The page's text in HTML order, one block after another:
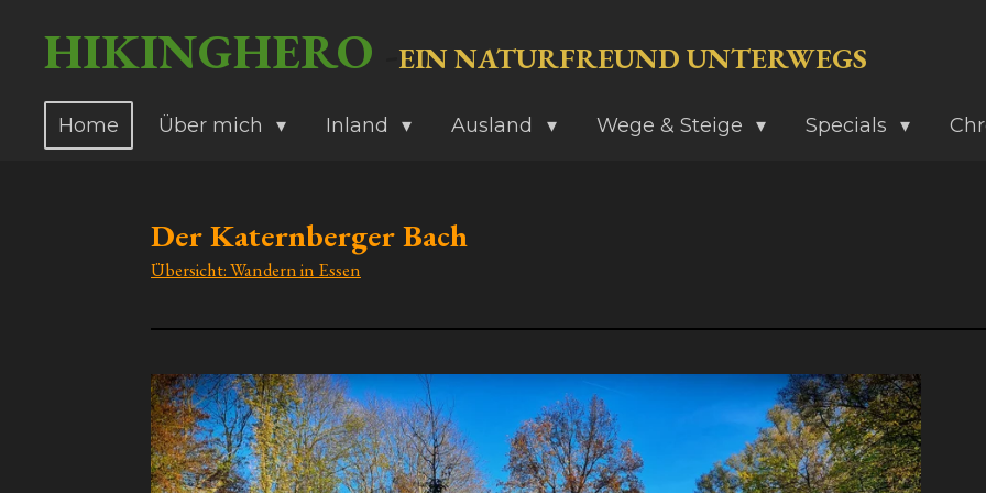
Hauptinhalt
springen
HIKINGHERO EIN NATURFREUND UNTERWEGS
Home Über mich Inland Ausland Wege & Steige Specials
Der Katernberger Bach
Übersicht: Wandern in Essen